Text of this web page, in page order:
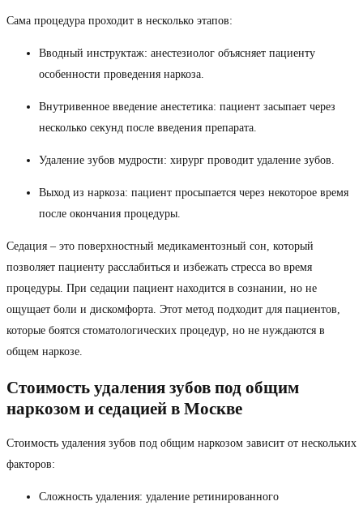
Сама процедура проходит в несколько этапов:
Вводный инструктаж: анестезиолог объясняет пациенту
особенности проведения наркоза.
Внутривенное введение анестетика: пациент засыпает через
несколько секунд после введения препарата.
Удаление зубов мудрости: хирург проводит удаление зубов.
Выход из наркоза: пациент просыпается через некоторое время
после окончания процедуры.
Седация – это поверхностный медикаментозный сон, который
позволяет пациенту расслабиться и избежать стресса во время
процедуры. При седации пациент находится в сознании, но не
ощущает боли и дискомфорта. Этот метод подходит для пациентов,
которые боятся стоматологических процедур, но не нуждаются в
общем наркозе.
Стоимость удаления зубов под общим
наркозом и седацией в Москве
Стоимость удаления зубов под общим наркозом зависит от нескольких
факторов:
Сложность удаления: удаление ретинированного